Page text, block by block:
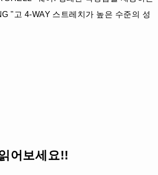
"고 4-WAY 스트레치가 높은 수준의 성
어보세요!!